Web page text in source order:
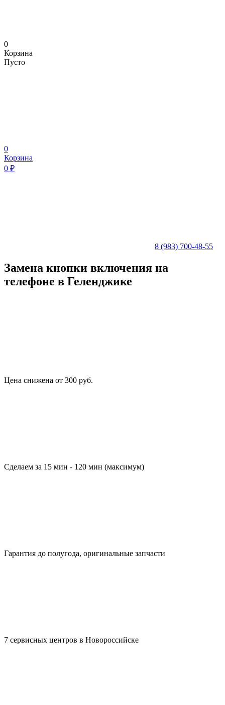
0
Корзина
Пусто
0
Корзина
0 ₽
8 (983) 700-48-55
Замена кнопки включения на
телефоне в Геленджике
Цена снижена от 300 руб.
Сделаем за 15 мин - 120 мин (максимум)
Гарантия до полугода, оригинальные запчасти
7 сервисных центров в Новороссийске